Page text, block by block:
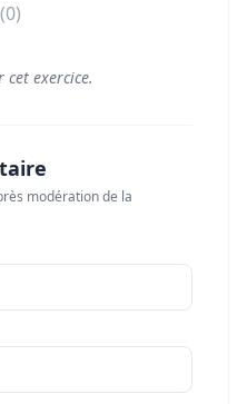
(0)
exercice.
modération de la